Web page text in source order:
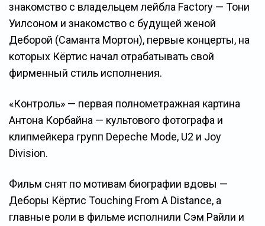
знакомство с владельцем лейбла Factory — Тони
Уилсоном и знакомство с будущей женой
Деборой (Саманта Мортон), первые концерты, на
которых Кёртис начал отрабатывать свой
фирменный стиль исполнения.
«Контроль» — первая полнометражная картина
Антона Корбайна — культового фотографа и
клипмейкера групп Depeche Mode, U2 и Joy
Division.
Фильм снят по мотивам биографии вдовы —
Деборы Кёртис Touching From A Distance, а
главные роли в фильме исполнили Сэм Райли и